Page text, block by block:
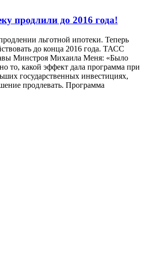
продлили до 2016 года!
льготной ипотеки. Теперь
до конца 2016 года. ТАСС
Минстроя Михаила Меня: «Было
то, какой эффект дала программа при
государственных инвестициях,
продлевать. Программа